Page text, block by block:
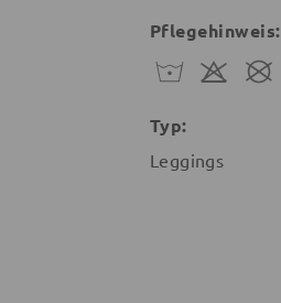
Pflegehinweis:
Typ:
Leggings